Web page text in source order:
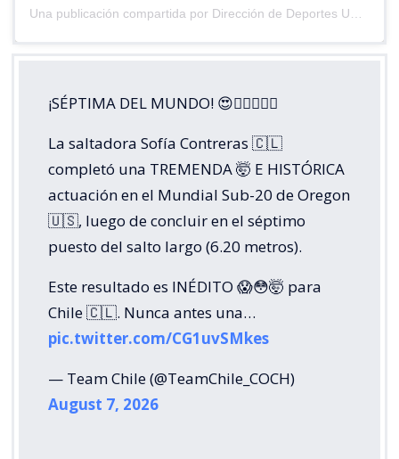
¡SÉPTIMA DEL MUNDO! 😍😮‍💨🏃🏼‍♀️
La saltadora Sofía Contreras 🇨🇱
completó una TREMENDA 🤯 E HISTÓRICA
actuación en el Mundial Sub-20 de Oregon
🇺🇸, luego de concluir en el séptimo
puesto del salto largo (6.20 metros).
Este resultado es INÉDITO 😱😳🤯 para
Chile 🇨🇱. Nunca antes una…
pic.twitter.com/CG1uvSMkes
— Team Chile (@TeamChile_COCH)
August 7, 2026